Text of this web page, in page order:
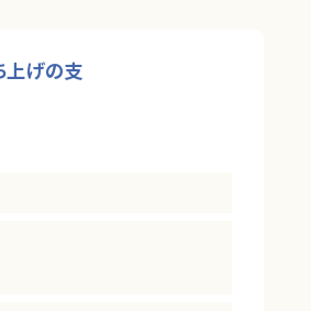
上げの支